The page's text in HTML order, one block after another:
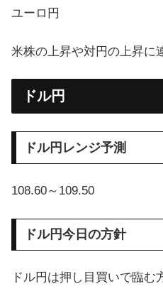
ユーロ円
米株の上昇や対円の上昇に
ドル円
ドル円レンジ予測
108.60～109.50
ドル円今日の方針
ドル円は押し目買いで臨む